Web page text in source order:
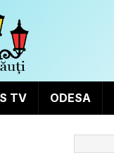
TV ODESA